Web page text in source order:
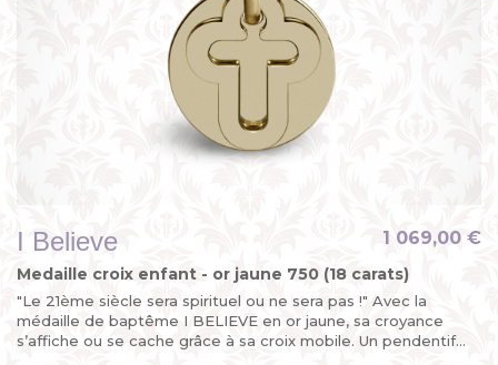
I Believe
Medaille croix enfant - or jaune 750 (18 carats)
"Le 21ème siècle sera spirituel ou ne sera pas !" Avec la
médaille de baptême I BELIEVE en or jaune, sa croyance
s’affiche ou se cache grâce à sa croix mobile. Un pendentif...
1 069,00 €